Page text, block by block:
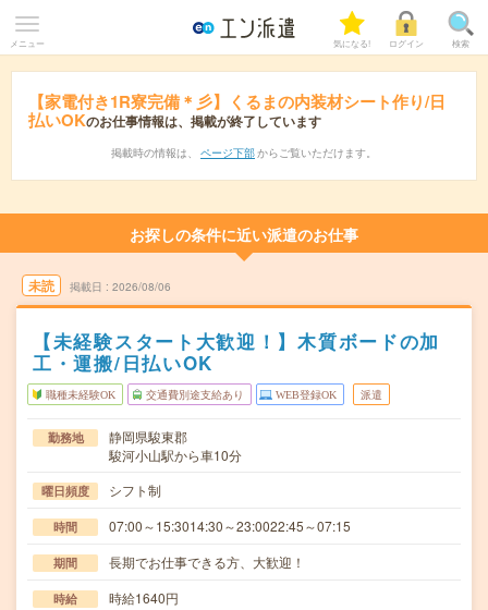
メニュー 気になる! ログイン 検索
【家電付き1R寮完備＊彡】くるまの内装材シート作り/日
払いOKのお仕事情報は、掲載が終了しています
掲載時の情報は、 ページ下部 からご覧いただけます。
お探しの条件に近い派遣のお仕事
未読 掲載日 2026/08/06
【未経験スタート大歓迎！】木質ボードの加
工・運搬/日払いOK
職種未経験OK 交通費別途支給あり WEB登録OK 派遣
勤務地
静岡県駿東郡
駿河小山駅から車10分
曜日頻度 シフト制
時間 07:00～15:3014:30～23:0022:45～07:15
期間 長期でお仕事できる方、大歓迎！
時給 時給1640円